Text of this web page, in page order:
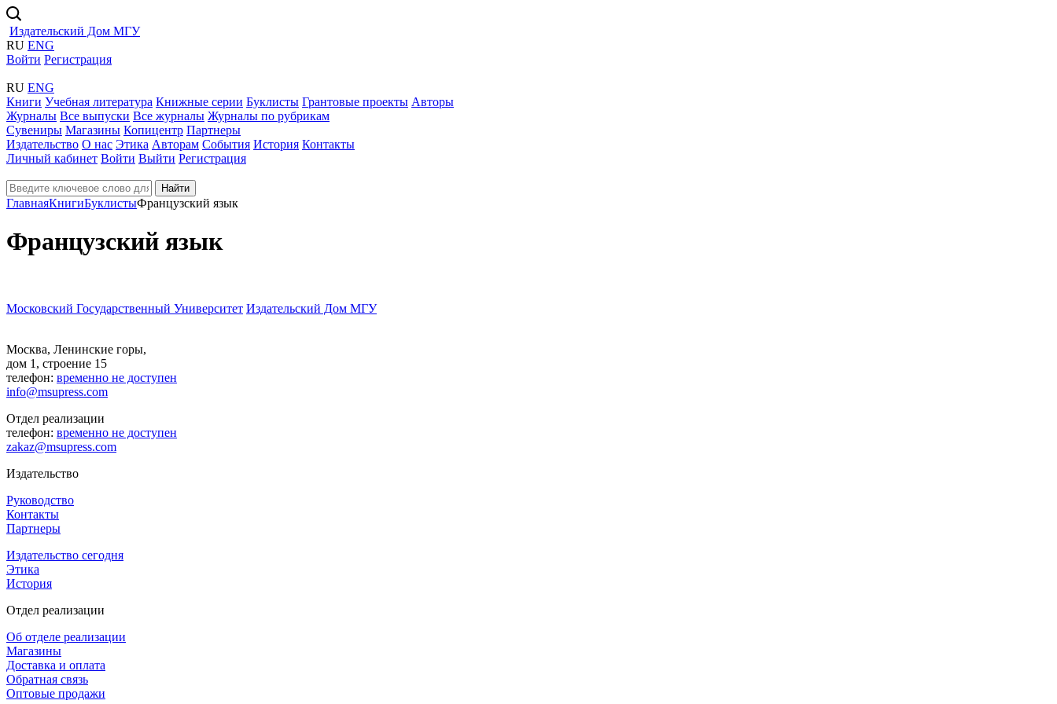
Издательский Дом МГУ
RU ENG
Войти Регистрация
RU ENG
Книги Учебная литература Книжные серии Буклисты Грантовые проекты Авторы
Журналы Все выпуски Все журналы Журналы по рубрикам
Сувениры Магазины Копицентр Партнеры
Издательство О нас Этика Авторам События История Контакты
Личный кабинет Войти Выйти Регистрация
Найти
ГлавнаяКнигиБуклистыФранцузский язык
Французский язык
Московский Государственный Университет Издательский Дом МГУ
Москва, Ленинские горы,
дом 1, строение 15
телефон: временно не доступен
info@msupress.com
Отдел реализации
телефон: временно не доступен
zakaz@msupress.com
Издательство
Руководство
Контакты
Партнеры
Издательство сегодня
Этика
История
Отдел реализации
Об отделе реализации
Магазины
Доставка и оплата
Обратная связь
Оптовые продажи